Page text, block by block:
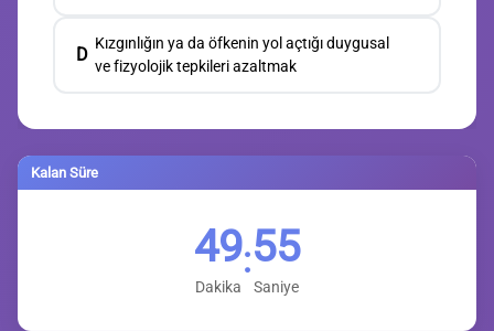
D
Kızgınlığın ya da öfkenin yol açtığı duygusal
ve fizyolojik tepkileri azaltmak
Kalan Süre
49
Dakika
:54
Saniye